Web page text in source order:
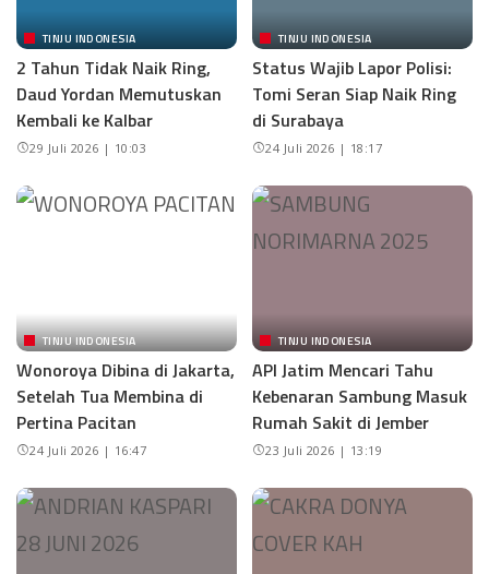
TINJU INDONESIA
2 Tahun Tidak Naik Ring,
Daud Yordan Memutuskan
Kembali ke Kalbar
29 Juli 2026 | 10:03
TINJU INDONESIA
Status Wajib Lapor Polisi:
Tomi Seran Siap Naik Ring
di Surabaya
24 Juli 2026 | 18:17
TINJU INDONESIA
Wonoroya Dibina di Jakarta,
Setelah Tua Membina di
Pertina Pacitan
24 Juli 2026 | 16:47
TINJU INDONESIA
API Jatim Mencari Tahu
Kebenaran Sambung Masuk
Rumah Sakit di Jember
23 Juli 2026 | 13:19